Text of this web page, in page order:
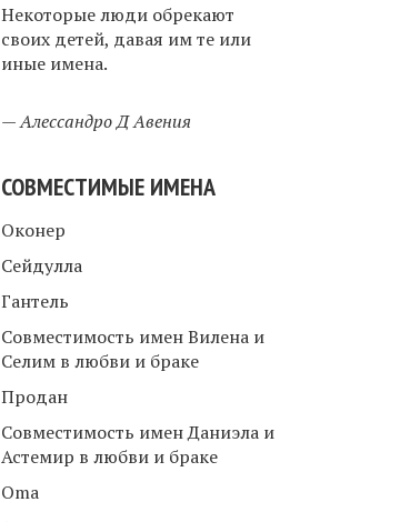
Некоторые люди обрекают
своих детей, давая им те или
иные имена.
—Алессандро Д Авения
СОВМЕСТИМЫЕ ИМЕНА
Оконер
Сейдулла
Гантель
Совместимость имен Вилена и
Селим в любви и браке
Продан
Совместимость имен Даниэла и
Астемир в любви и браке
Oma